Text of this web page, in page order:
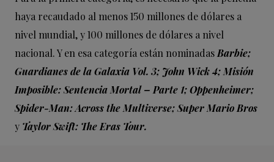
haya recaudado al menos 150 millones de dólares a
nivel mundial, y 100 millones de dólares a nivel
nacional. Y en esa categoría están nominadasBarbie;
Guardianes de la Galaxia Vol. 3; John Wick 4; Misión
Imposible: Sentencia Mortal – Parte 1; Oppenheimer;
Spider-Man: Across the Multiverse; Super Mario Bros
y Taylor Swift: The Eras Tour.